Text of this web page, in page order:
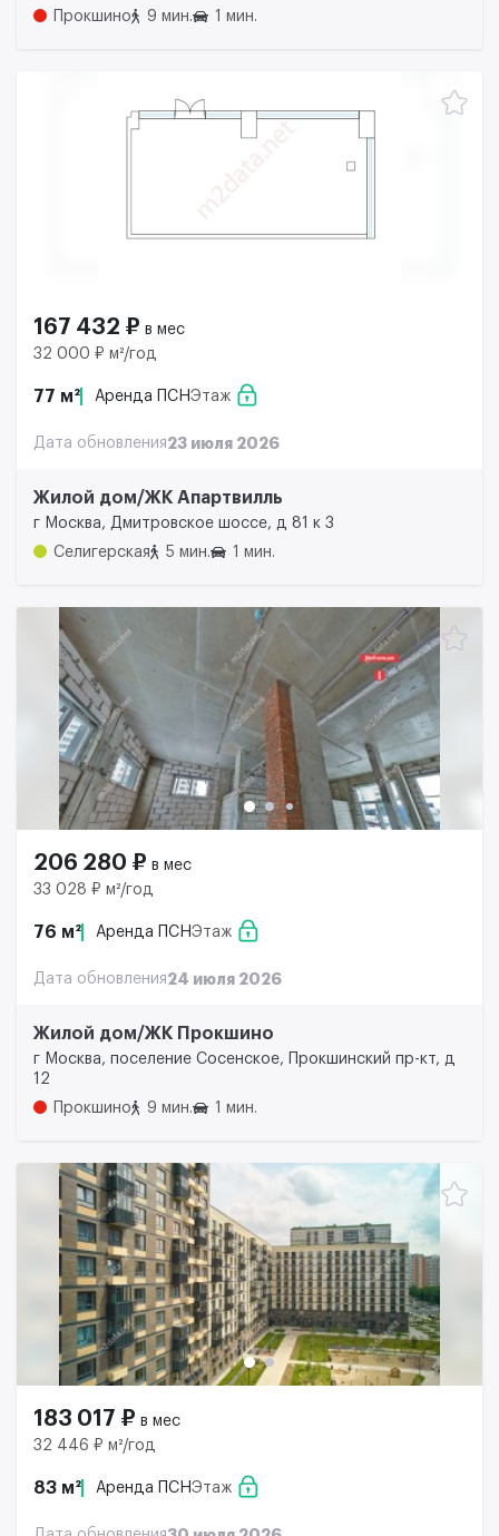
Прокшино
9 мин. 1 мин.
167 432 ₽ в мес
32 000 ₽ м²/год
77 м² Аренда ПСНЭтаж
Дата обновления23 июля 2026
Жилой дом/ЖК Апартвилль
г Москва, Дмитровское шоссе, д 81 к 3
Селигерская
5 мин. 1 мин.
206 280 ₽ в мес
33 028 ₽ м²/год
76 м² Аренда ПСНЭтаж
Дата обновления24 июля 2026
Жилой дом/ЖК Прокшино
г Москва, поселение Сосенское, Прокшинский пр-кт, д
12
Прокшино
9 мин. 1 мин.
183 017 ₽ в мес
32 446 ₽ м²/год
83 м² Аренда ПСНЭтаж